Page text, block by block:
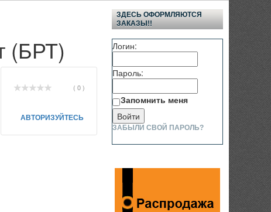
(БРТ)
( 0 )
АВТОРИЗУЙТЕСЬ
ЗДЕСЬ ОФОРМЛЯЮТСЯ
ЗАКАЗЫ!!
Логин:
Пароль:
Запомнить меня
ЗАБЫЛИ СВОЙ ПАРОЛЬ?